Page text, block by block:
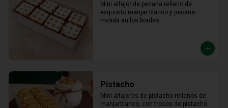
Mini alfajor de pecana relleno de
exquisito manjar blanco y pecana
molida en los bordes.
Pistacho
Mini alfajores de pistacho rellenos de
manjarblanco, con trosos de pistacho